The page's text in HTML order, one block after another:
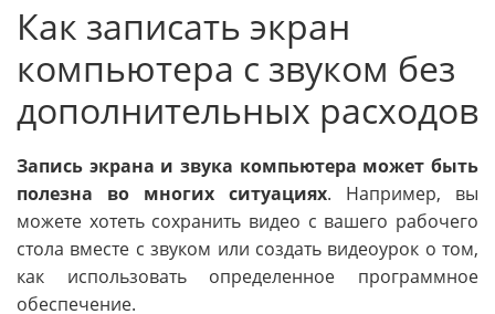
Как записать экран
компьютера с звуком без
дополнительных расходов
Запись экрана и звука компьютера может быть
полезна во многих ситуациях. Например, вы
можете хотеть сохранить видео с вашего рабочего
стола вместе с звуком или создать видеоурок о том,
как использовать определенное программное
обеспечение.